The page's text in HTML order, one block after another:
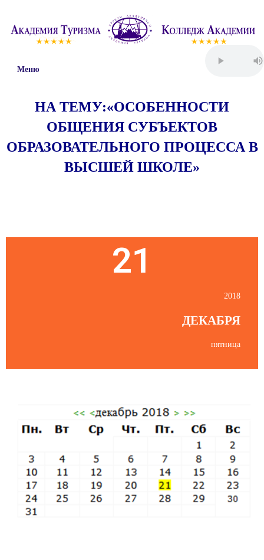
Меню
НА ТЕМУ:«ОСОБЕННОСТИ
ОБЩЕНИЯ СУБЪЕКТОВ
ОБРАЗОВАТЕЛЬНОГО ПРОЦЕССА В
ВЫСШЕЙ ШКОЛЕ»
21
2018
ДЕКАБРЯ
пятница